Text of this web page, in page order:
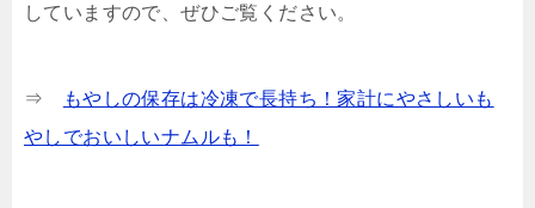
していますので、ぜひご覧ください。
⇒
もやしの保存は冷凍で長持ち！家計にやさしいも
やしでおいしいナムルも！